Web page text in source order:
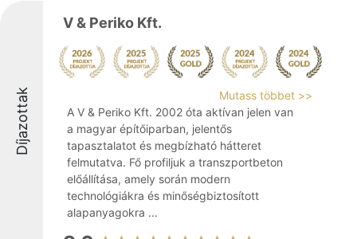
Díjazottak
V & Periko Kft.
Mutass többet >>
A V & Periko Kft. 2002 óta aktívan jelen van
a magyar építőiparban, jelentős
tapasztalatot és megbízható hátteret
felmutatva. Fő profiljuk a transzportbeton
előállítása, amely során modern
technológiákra és minőségbiztosított
alapanyagokra ...